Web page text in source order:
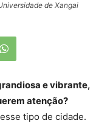
de Xangai
e vibrante,
atenção?
tipo de cidade.